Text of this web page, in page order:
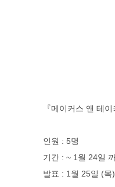
『메이커스 앤 테
인원 : 5명
기간 : ~ 1월 24일
발표 : 1월 25일 (목)